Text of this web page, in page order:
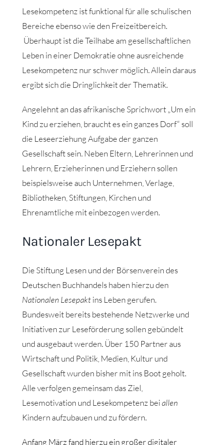
Lesekompetenz ist funktional für alle schulischen
Bereiche ebenso wie den Freizeitbereich.
Überhaupt ist die Teilhabe am gesellschaftlichen
Leben in einer Demokratie ohne ausreichende
Lesekompetenz nur schwer möglich. Allein daraus
ergibt sich die Dringlichkeit der Thematik.
Angelehnt an das afrikanische Sprichwort „Um ein
Kind zu erziehen, braucht es ein ganzes Dorf“ soll
die Leseerziehung Aufgabe der ganzen
Gesellschaft sein. Neben Eltern, Lehrerinnen und
Lehrern, Erzieherinnen und Erziehern sollen
beispielsweise auch Unternehmen, Verlage,
Bibliotheken, Stiftungen, Kirchen und
Ehrenamtliche mit einbezogen werden.
Nationaler Lesepakt
Die Stiftung Lesen und der Börsenverein des
Deutschen Buchhandels haben hierzu den
Nationalen Lesepaktins Leben gerufen.
Bundesweit bereits bestehende Netzwerke und
Initiativen zur Leseförderung sollen gebündelt
und ausgebaut werden. Über 150 Partner aus
Wirtschaft und Politik, Medien, Kultur und
Gesellschaft wurden bisher mit ins Boot geholt.
Alle verfolgen gemeinsam das Ziel,
Lesemotivation und Lesekompetenz beiallen
Kindern aufzubauen und zu fördern.
Anfang März fand hierzu ein großer digitaler